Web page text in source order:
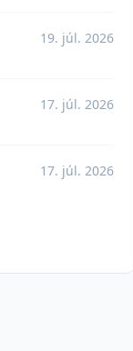
19. júl. 2026
17. júl. 2026
17. júl. 2026